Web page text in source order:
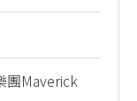
團Maverick